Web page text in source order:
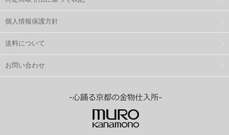
個人情報保護方針
送料について
お問い合わせ